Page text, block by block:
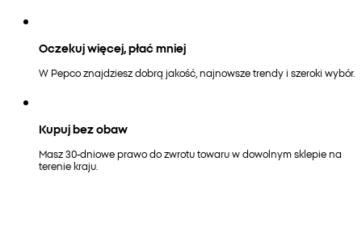
Oczekuj więcej, płać mniej
W Pepco znajdziesz dobrą jakość, najnowsze trendy i szeroki wybór.
Kupuj bez obaw
Masz 30-dniowe prawo do zwrotu towaru w dowolnym sklepie na
terenie kraju.